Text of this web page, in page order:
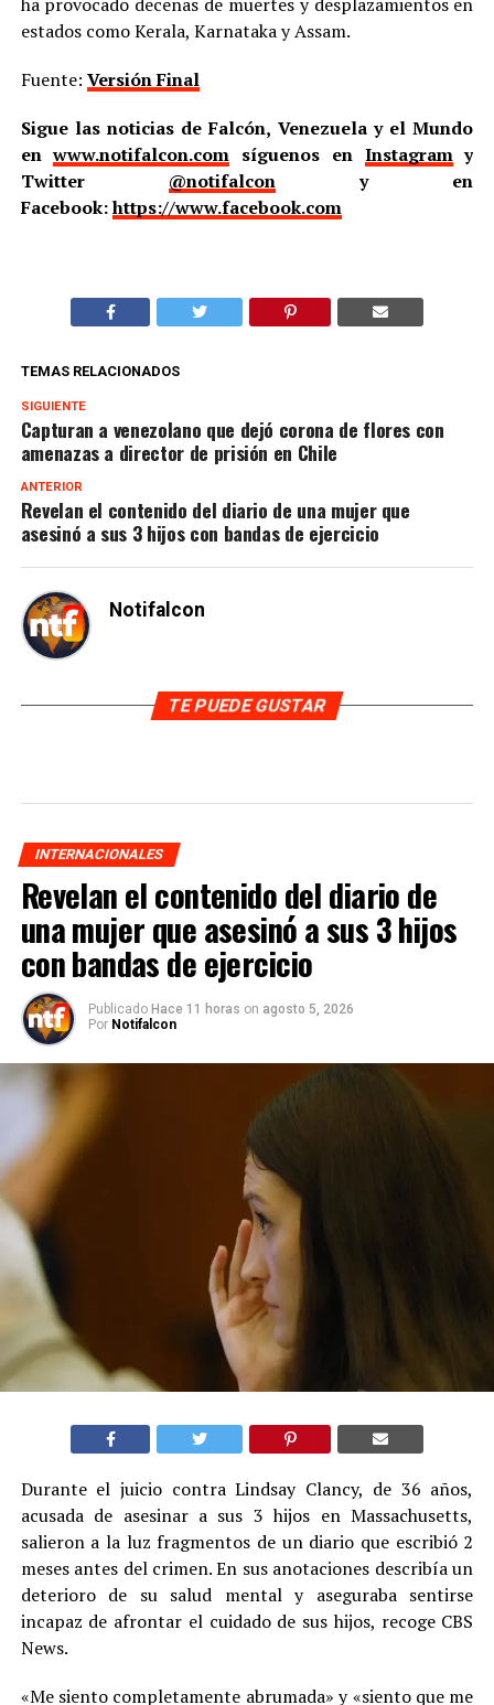
estados como Kerala, Karnataka y Assam.
Fuente: Versión Final
Sigue las noticias de Falcón, Venezuela y el Mundo
enwww.notifalcon.com síguenos en Instagramy
Twitter @notifalcony en
Facebook:https://www.facebook.com
TEMAS RELACIONADOS
SIGUIENTE
Capturan a venezolano que dejó corona de flores con
amenazas a director de prisión en Chile
ANTERIOR
Revelan el contenido del diario de una mujer que
asesinó a sus 3 hijos con bandas de ejercicio
Notifalcon
TE PUEDE GUSTAR
INTERNACIONALES
Revelan el contenido del diario de
una mujer que asesinó a sus 3 hijos
con bandas de ejercicio
Publicado Hace 11 horas on agosto 5, 2026
Por Notifalcon
Durante el juicio contra Lindsay Clancy, de 36 años,
acusada de asesinar a sus 3 hijos en Massachusetts,
salieron a la luz fragmentos de un diario que escribió 2
meses antes del crimen. En sus anotaciones describía un
deterioro de su salud mental y aseguraba sentirse
incapaz de afrontar el cuidado de sus hijos, recoge CBS
News.
«Me siento completamente abrumada» y «siento que me